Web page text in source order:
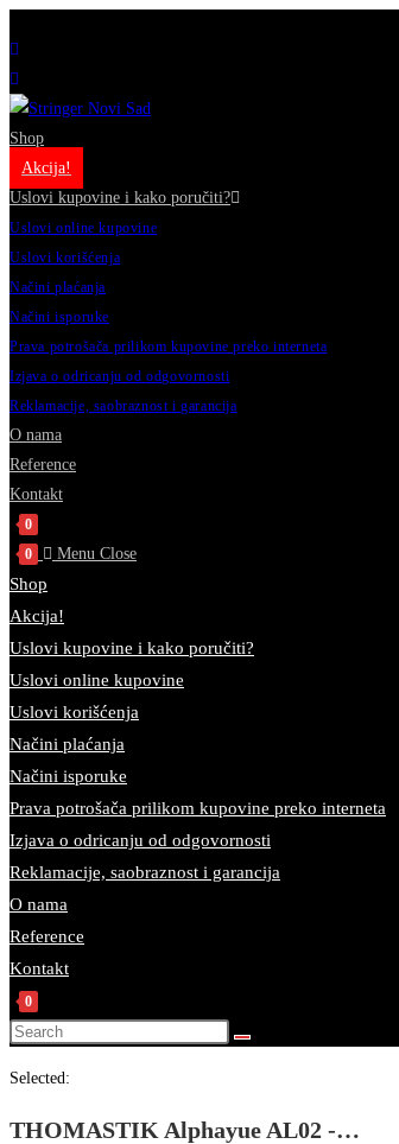
to
content
Shop
Akcija!
Uslovi kupovine i kako poručiti?
Uslovi online kupovine
Uslovi korišćenja
Načini plaćanja
Načini isporuke
Prava potrošača prilikom kupovine preko interneta
Izjava o odricanju od odgovornosti
Reklamacije, saobraznost i garancija
O nama
Reference
Kontakt
0
0
Menu Close
Shop
Akcija!
Uslovi kupovine i kako poručiti?
Uslovi online kupovine
Uslovi korišćenja
Načini plaćanja
Načini isporuke
Prava potrošača prilikom kupovine preko interneta
Izjava o odricanju od odgovornosti
Reklamacije, saobraznost i garancija
O nama
Reference
Kontakt
0
Search
Selected:
THOMASTIK Alphayue AL02 -…